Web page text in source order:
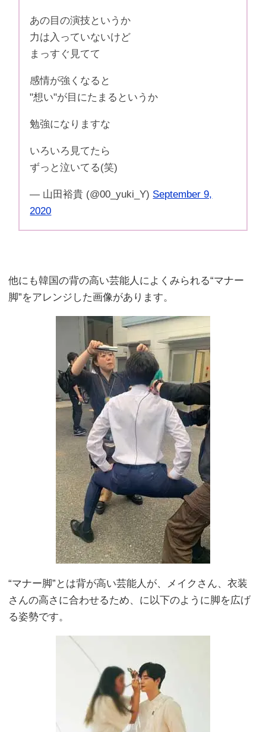
あの目の演技というか
力は入っていないけど
まっすぐ見てて
感情が強くなると
"想い"が目にたまるというか
勉強になりますな
いろいろ見てたら
ずっと泣いてる(笑)
— 山田裕貴 (@00_yuki_Y) September 9,
2020
他にも韓国の背の高い芸能人によくみられる“マナー
脚”をアレンジした画像があります。
“マナー脚”とは背が高い芸能人が、メイクさん、衣装
さんの高さに合わせるため、に以下のように脚を広げ
る姿勢です。